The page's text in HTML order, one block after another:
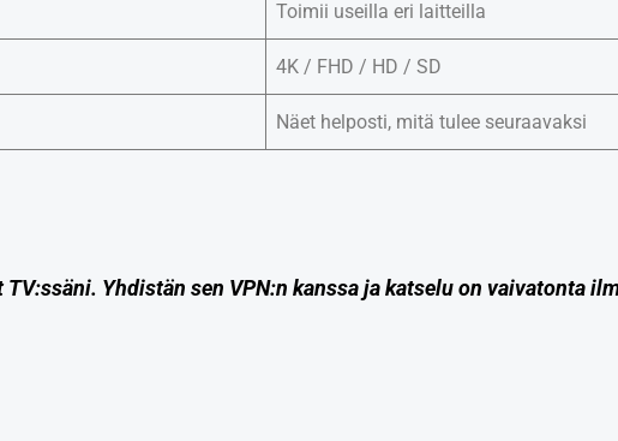
Toimii useilla eri laitteilla
4K / FHD / HD / SD
Näet helposti, mitä tulee seuraavaksi
Yhdistän sen VPN:n kanssa ja katselu on vaivatonta